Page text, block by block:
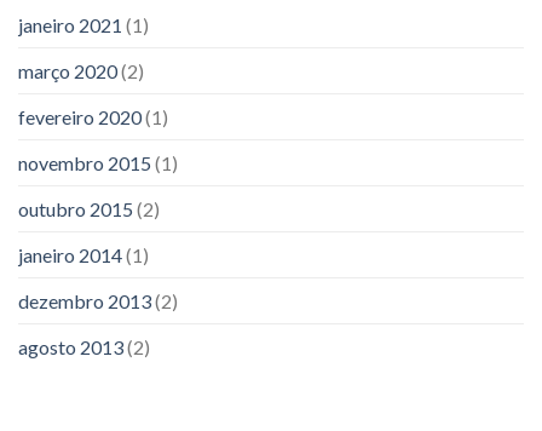
janeiro 2021 (1)
março 2020(2)
fevereiro 2020(1)
novembro 2015 (1)
outubro 2015 (2)
janeiro 2014(1)
dezembro 2013(2)
agosto 2013(2)